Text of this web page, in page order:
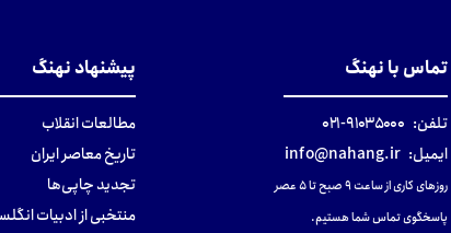
تماس با نهنگ
تلفن: ۹۱۰۳۵۰۰۰-۰۲۱
ایمیل: info@nahang.ir
روزهای کاری از ساعت ۹ صبح تا ۵ عصر
پاسخگوی تماس شما هستیم.
پیشنهاد نهنگ
مطالعات انقلاب
تاریخ معاصر ایران
تجدید چاپی‌ها
منتخبی از ادبیات